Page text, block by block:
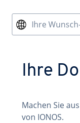
Ihre
Ihre
Machen Sie
von IONOS.